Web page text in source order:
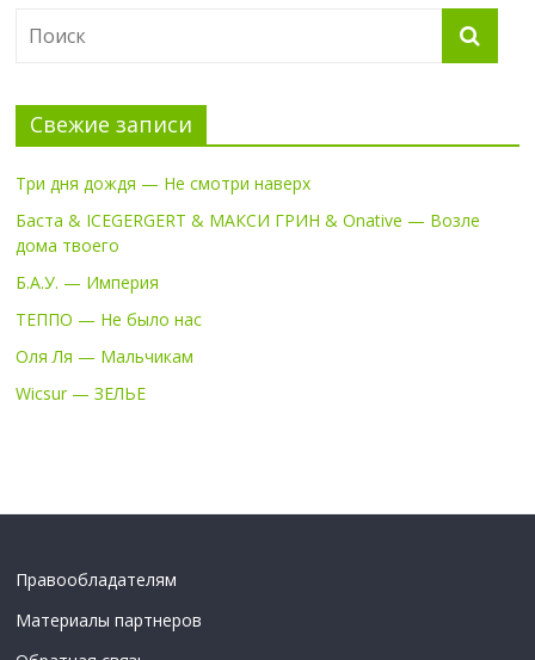
Свежие записи
Три дня дождя — Не смотри наверх
Баста & ICEGERGERT & МАКСИ ГРИН & Onative — Возле
дома твоего
Б.А.У. — Империя
ТЕППО — Не было нас
Оля Ля — Мальчикам
Wicsur — ЗЕЛЬЕ
Правообладателям
Материалы партнеров